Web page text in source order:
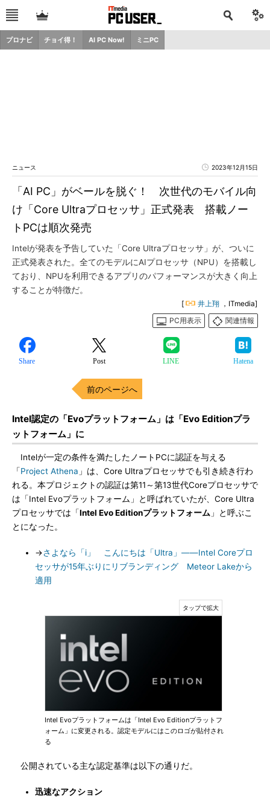
プロナビ チョイ得！ AI PC Now! ミニPC
ニュース 2023年12月15日
「AI PC」がベールを脱ぐ！ 次世代のモバイル向
け「Core Ultraプロセッサ」正式発表 搭載ノー
トPCは順次発売
Intelが発表を予告していた「Core Ultraプロセッサ」が、ついに
正式発表された。全てのモデルにAIプロセッサ（NPU）を搭載し
ており、NPUを利用できるアプリのパフォーマンスが大きく向上
することが特徴だ。
[ 井上翔 ，ITmedia]
PC用表示
関連情報
Share Post LINE Hatena
前のページへ
Intel認定の「Evoプラットフォーム」は「Evo Editionプラ
ットフォーム」に
Intelが一定の条件を満たしたノートPCに認証を与える
「Project Athena 」は、Core Ultraプロセッサでも引き続き行わ
れる。本プロジェクトの認証は第11～第13世代Coreプロセッサで
は「Intel Evoプラットフォーム」と呼ばれていたが、Core Ultra
プロセッサでは「Intel Evo Editionプラットフォーム 」と呼ぶこ
とになった。
→さよなら「i」 こんにちは「Ultra」――Intel Coreプロ
セッサが15年ぶりにリブランディング Meteor Lakeから
適用
Intel Evoプラットフォームは「Intel Evo Editionプラットフ
ォーム」に変更される。認定モデルにはこのロゴが貼付され
る
公開されている主な認定基準は以下の通りだ。
迅速なアクション